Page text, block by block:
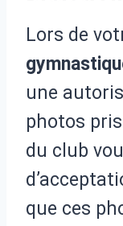
Lors de
une
photos
du club
que ces